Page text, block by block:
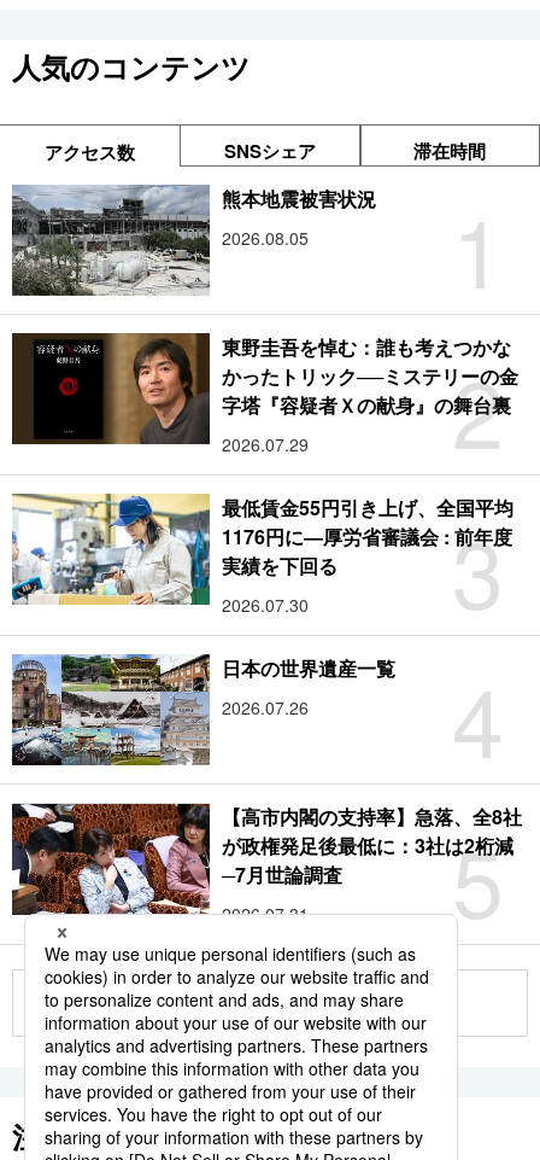
人気のコンテンツ
アクセス数 SNSシェア 滞在時間
1
熊本地震被害状況
2026.08.05
2
東野圭吾を悼む：誰も考えつかな
かったトリック──ミステリーの金
字塔『容疑者Ｘの献身』の舞台裏
2026.07.29
3
最低賃金55円引き上げ、全国平均
1176円に―厚労省審議会 : 前年度
実績を下回る
2026.07.30
4
日本の世界遺産一覧
2026.07.26
5
【高市内閣の支持率】急落、全8社
が政権発足後最低に：3社は2桁減
─7月世論調査
2026.07.31
もっと見る
注目のキーワード